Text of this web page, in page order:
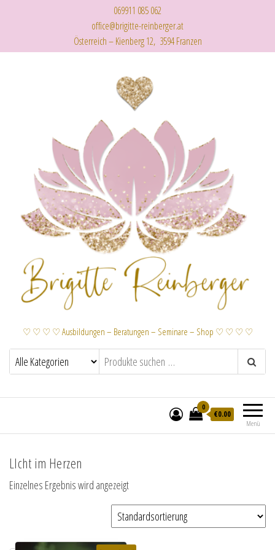
069911 085 062
office@brigitte-reinberger.at
Österreich – Kienberg 12, 3594 Franzen
♡ ♡ ♡ ♡ Ausbildungen – Beratungen – Seminare – Shop ♡ ♡ ♡ ♡
Menü
0
€0.00
LIcht im Herzen
Einzelnes Ergebnis wird angezeigt